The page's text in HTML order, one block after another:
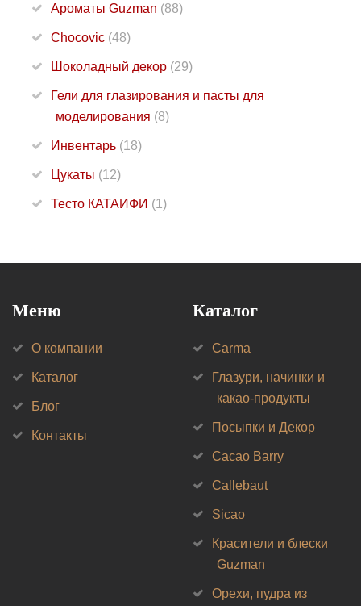
Ароматы Guzman (88)
Chocovic (48)
Шоколадный декор (29)
Гели для глазирования и пасты для
моделирования (8)
Инвентарь (18)
Цукаты (12)
Тесто КАТАИФИ (1)
Меню
О компании
Каталог
Блог
Контакты
Каталог
Carma
Глазури, начинки и
какао-продукты
Посыпки и Декор
Cacao Barry
Callebaut
Sicao
Красители и блески
Guzman
Орехи, пудра из